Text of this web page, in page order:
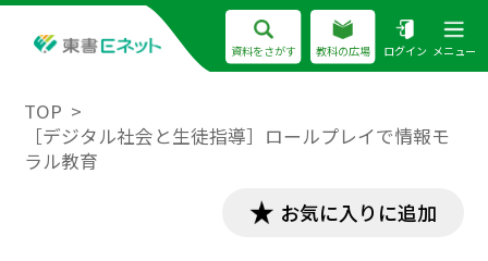
資料をさがす 教科の広場 ログイン メニュー
TOP
［デジタル社会と生徒指導］ロールプレイで情報モ
ラル教育
お気に入りに追加